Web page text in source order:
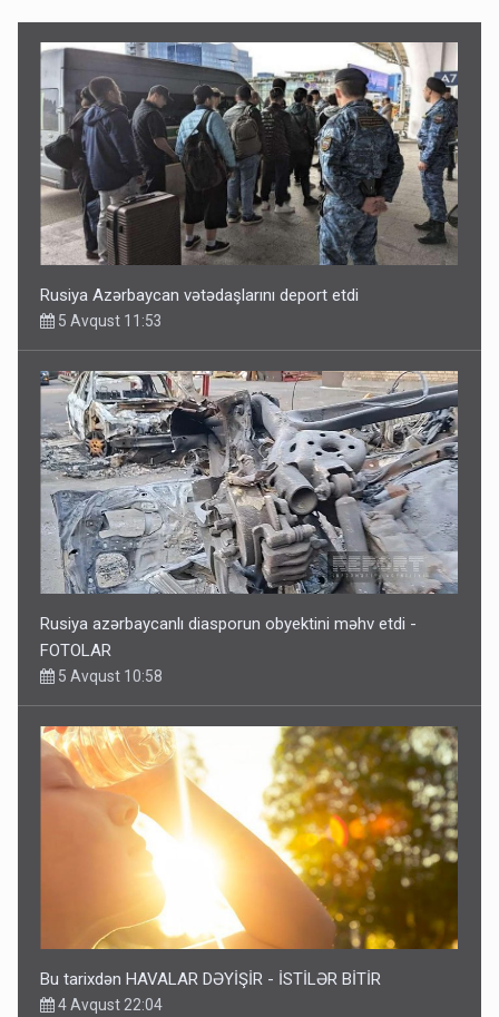
Rusiya Azərbaycan vətədaşlarını deport etdi
5 Avqust 11:53
Rusiya azərbaycanlı diasporun obyektini məhv etdi -
FOTOLAR
5 Avqust 10:58
Bu tarixdən HAVALAR DƏYİŞİR - İSTİLƏR BİTİR
4 Avqust 22:04